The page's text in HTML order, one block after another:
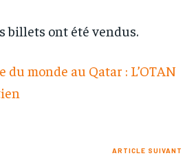
billets ont été vendus.
du monde au Qatar : L’OTAN
ARTICLE SUIVANT